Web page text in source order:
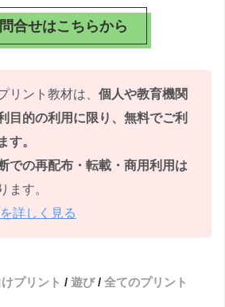
合せはこちらから
リント教材は、 個人や教育機関
目的の利用に限り、無料でご利
す。
での再配布・転載・商用利用は
ます。
詳しく見る
プリント 遊び 全てのプリント